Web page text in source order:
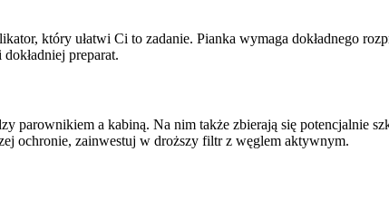
który ułatwi Ci to zadanie. Pianka wymaga dokładnego
preparat.
parownikiem a kabiną. Na nim także zbierają się potencjalnie
ochronie, zainwestuj w droższy filtr z węglem aktywnym.